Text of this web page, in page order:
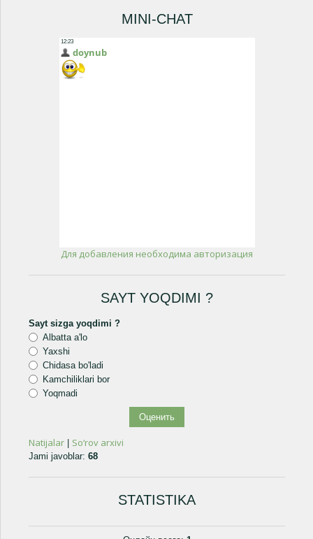
MINI-CHAT
Для добавления необходима авторизация
SAYT YOQDIMI ?
Sayt sizga yoqdimi ?
Albatta a'lo
Yaxshi
Chidasa bo'ladi
Kamchiliklari bor
Yoqmadi
Natijalar So‘rov arxivi
Jami javoblar: 68
STATISTIKA